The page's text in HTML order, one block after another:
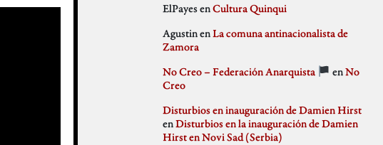
Sin categoría
abril 2019
febrero 2019
enero 2019
diciembre 2018
noviembre 2018
octubre 2018
septiembre 2018
agosto 2018
julio 2018
ElPayesenCultura Quinqui
AgustinenLa comuna antinacionalista de
Zamora
No Creo – Federación Anarquista
enNo
Creo
Disturbios en inauguración de Damien Hirst
enDisturbios en la inauguración de Damien
Hirst en Novi Sad (Serbia)